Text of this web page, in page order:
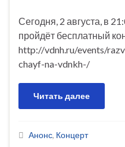
Сегодня, 2 августа, в
пройдёт бесплатный
http://vdnh.ru/events/
chayf-na-vdnkh-/
Читать далее
Анонс, Концерт